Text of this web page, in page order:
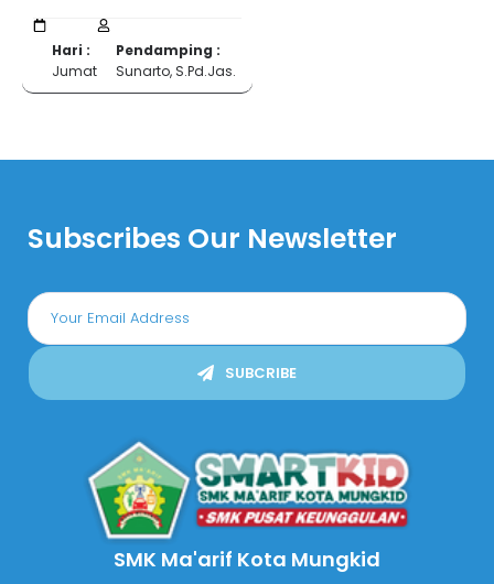
Hari :
Jumat
Pendamping :
Sunarto, S.Pd.Jas.
Subscribes Our Newsletter
SUBCRIBE
SMK Ma'arif Kota Mungkid